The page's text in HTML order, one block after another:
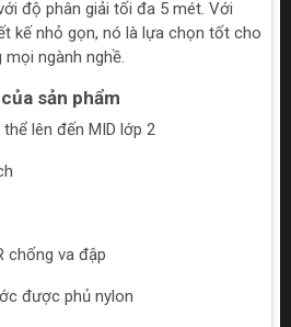
độ phân giải tối đa 5 mét. Với
kế nhỏ gọn, nó là lựa chọn tốt cho
ngành nghề.
sản phẩm
lên đến MID lớp 2
chống va đập
được phủ nylon